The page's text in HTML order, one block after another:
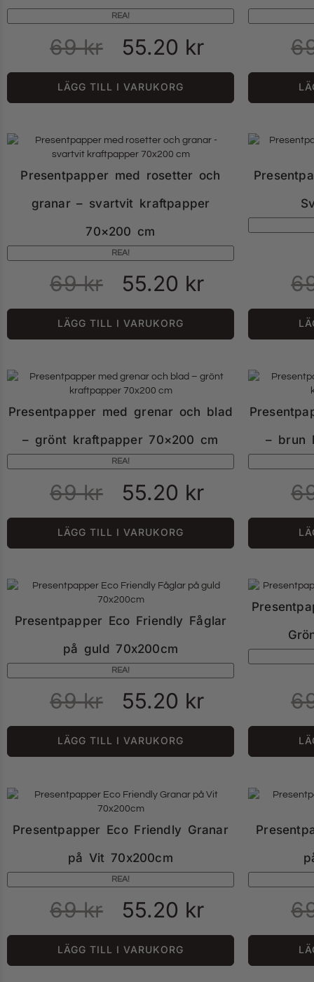
REA!
69kr 55.20 kr
LÄGG TILL I VARUKORG
Presentpapper med rosetter och
granar – svartvit kraftpapper
70×200 cm
REA!
69kr 55.20 kr
LÄGG TILL I VARUKORG
Presentpapper med grenar och blad
– grönt kraftpapper 70×200 cm
REA!
69kr 55.20 kr
LÄGG TILL I VARUKORG
– brun
Presentpapper Eco Friendly Fåglar
på guld 70x200cm
REA!
69kr 55.20 kr
LÄGG TILL I VARUKORG
Presentpapper Eco Friendly Granar
på Vit 70x200cm
REA!
69kr 55.20 kr
LÄGG TILL I VARUKORG